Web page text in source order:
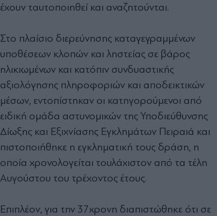
έχουν ταυτοποιηθεί και αναζητούνται.
Στο πλαίσιο διερεύνησης καταγεγραμμένων
υποθέσεων κλοπών και ληστείας σε βάρος
ηλικιωμένων και κατόπιν συνδυαστικής
αξιολόγησης πληροφοριών και αποδεικτικών
μέσων, εντοπίστηκαν οι κατηγορούμενοι από
ειδική ομάδα αστυνομικών της Υποδιεύθυνσης
Δίωξης και Εξιχνίασης Εγκλημάτων Πειραιά και
πιστοποιήθηκε η εγκληματική τους δράση, η
οποία χρονολογείται τουλάχιστον από τα τέλη
Αυγούστου του τρέχοντος έτους.
Επιπλέον, για την 37χρονη διαπιστώθηκε ότι σε